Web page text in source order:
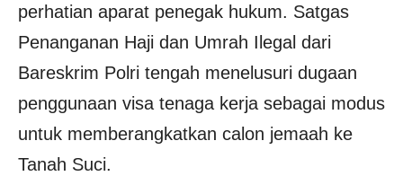
perhatian aparat penegak hukum. Satgas
Penanganan Haji dan Umrah Ilegal dari
Bareskrim Polri tengah menelusuri dugaan
penggunaan visa tenaga kerja sebagai modus
untuk memberangkatkan calon jemaah ke
Tanah Suci.